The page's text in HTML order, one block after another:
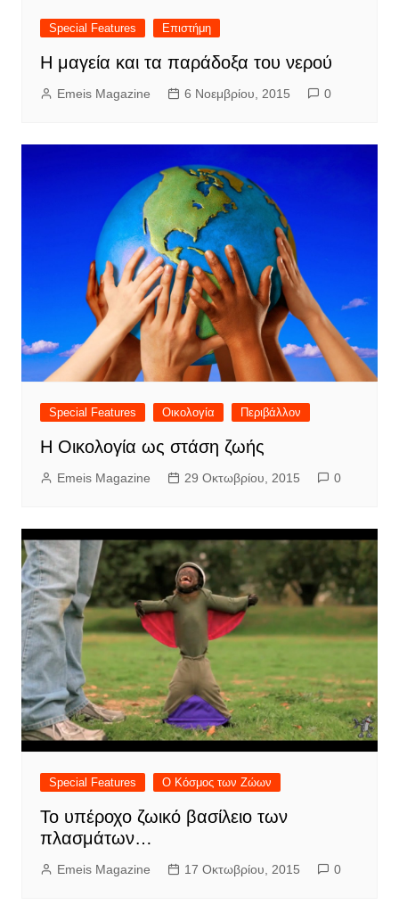
Special Features Επιστήμη
Η μαγεία και τα παράδοξα του νερού
Emeis Magazine 6 Νοεμβρίου, 2015 0
Special Features Οικολογία Περιβάλλον
Η Οικολογία ως στάση ζωής
Emeis Magazine 29 Οκτωβρίου, 2015 0
Special Features Ο Κόσμος των Ζώων
Το υπέροχο ζωικό βασίλειο των
πλασμάτων…
Emeis Magazine 17 Οκτωβρίου, 2015 0